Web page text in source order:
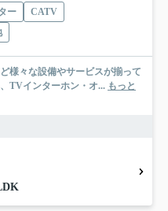
ー
CATV
様々な設備やサービスが揃って
TVインターホン・オ... もっと